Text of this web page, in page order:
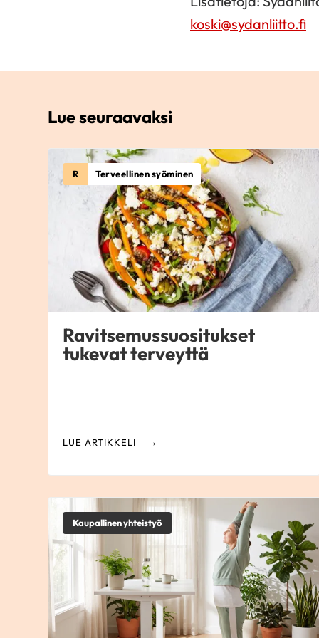
koski@sydanliitto.fi
Lue seuraavaksi
R Terveellinen syöminen
Ravitsemussuositukset
tukevat terveyttä
LUE ARTIKKELI
Kaupallinen yhteistyö